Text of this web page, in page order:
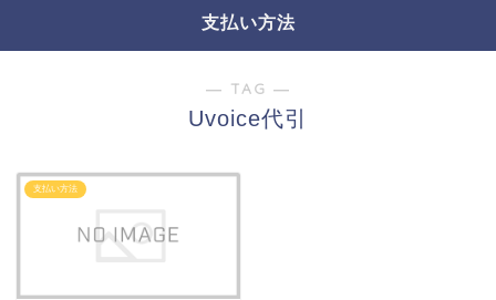
支払い方法
― TAG ―
Uvoice代引
支払い方法